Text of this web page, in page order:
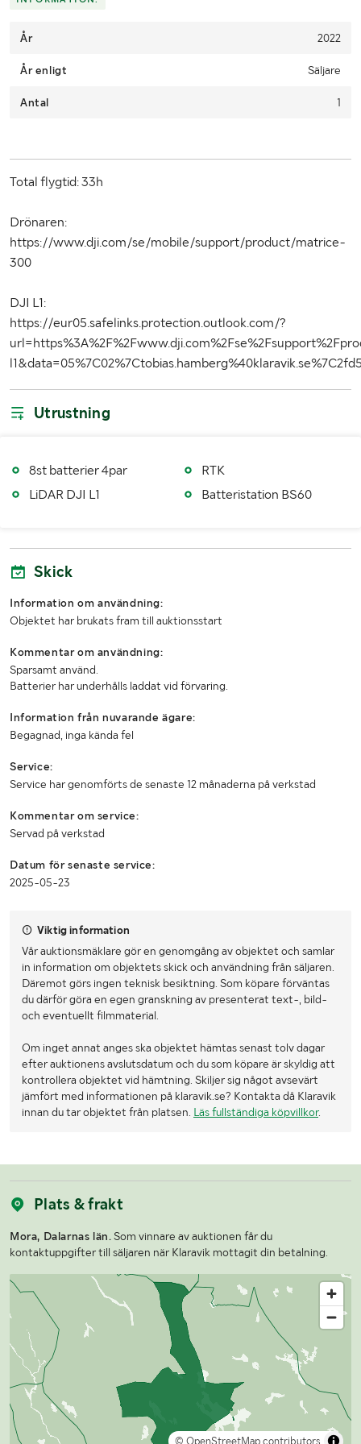
År 2022
År enligt Säljare
Antal 1
Total flygtid: 33h
Drönaren:
https://www.dji.com/se/mobile/support/product/matrice-
300
DJI L1:
https://eur05.safelinks.protection.outlook.com/?
Utrustning
8st batterier 4par
LiDAR DJI L1
RTK
Batteristation BS60
Skick
Information om användning:
Objektet har brukats fram till auktionsstart
Kommentar om användning:
Sparsamt använd.
Batterier har underhålls laddat vid förvaring.
Information från nuvarande ägare:
Begagnad, inga kända fel
Service:
Service har genomförts de senaste 12 månaderna på verkstad
Kommentar om service:
Servad på verkstad
Datum för senaste service:
2025-05-23
Viktig information
Vår auktionsmäklare gör en genomgång av objektet och samlar
in information om objektets skick och användning från säljaren.
Däremot görs ingen teknisk besiktning. Som köpare förväntas
du därför göra en egen granskning av presenterat text-, bild-
och eventuellt filmmaterial.
Om inget annat anges ska objektet hämtas senast tolv dagar
efter auktionens avslutsdatum och du som köpare är skyldig att
kontrollera objektet vid hämtning. Skiljer sig något avsevärt
jämfört med informationen på klaravik.se? Kontakta då Klaravik
innan du tar objektet från platsen. Läs fullständiga köpvillkor.
Plats & frakt
Mora, Dalarnas län. Som vinnare av auktionen får du
kontaktuppgifter till säljaren när Klaravik mottagit din betalning.
© OpenStreetMap contributors